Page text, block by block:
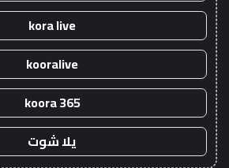
kora live
kooralive
koora 365
يلا شوت